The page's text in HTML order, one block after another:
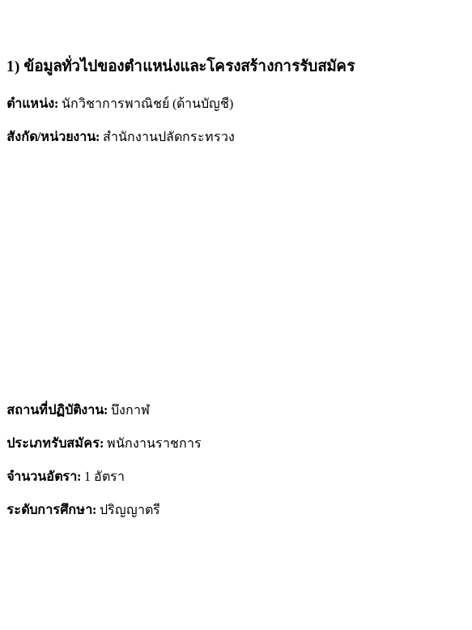
1) ข้อมูลทั่วไปของตำแหน่งและโครงสร้างการรับสมัคร
ตำแหน่ง: นักวิชาการพาณิชย์ (ด้านบัญชี)
สังกัด/หน่วยงาน: สำนักงานปลัดกระทรวง
สถานที่ปฏิบัติงาน: บึงกาฬ
ประเภทรับสมัคร: พนักงานราชการ
จำนวนอัตรา: 1 อัตรา
ระดับการศึกษา: ปริญญาตรี